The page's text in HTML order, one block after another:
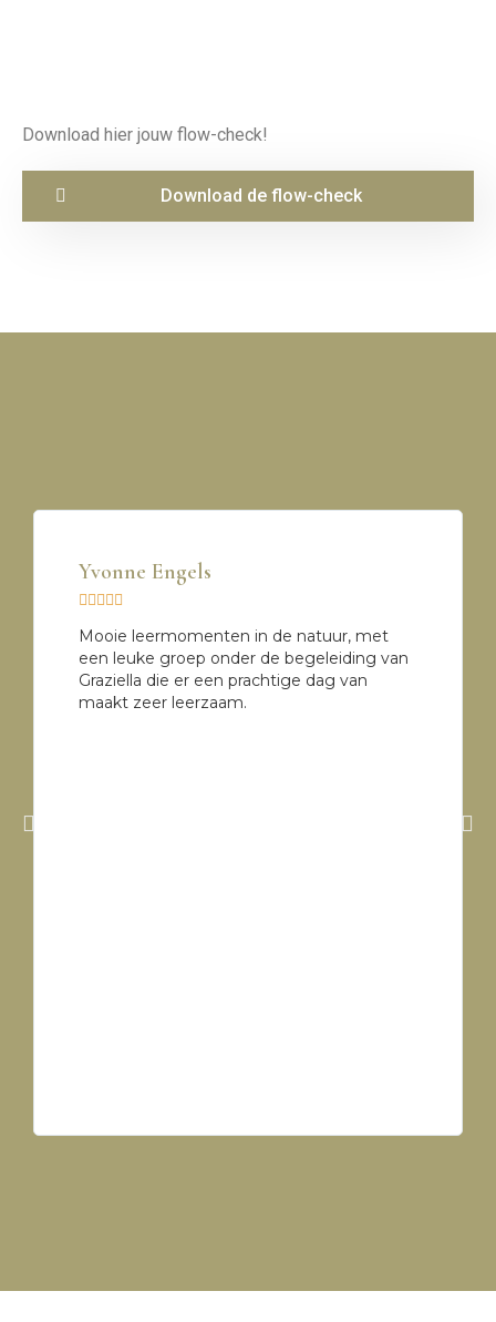
Download hier jouw flow-check!
Download de flow-check
Yvonne Engels
    
Mooie leermomenten in de natuur, met
een leuke groep onder de begeleiding van
Graziella die er een prachtige dag van
maakt zeer leerzaam.